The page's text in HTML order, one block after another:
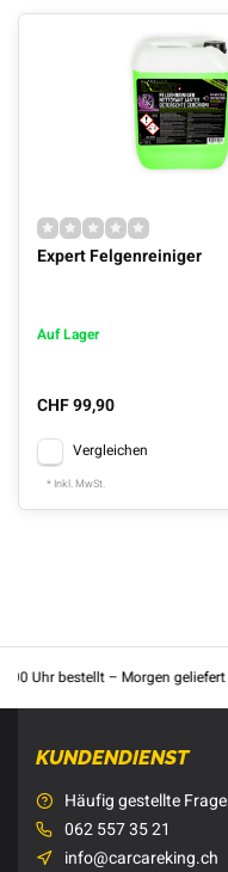
Expert Felgenreiniger
Auf Lager
CHF 99,90
Vergleichen
* Inkl. MwSt.
Uhr bestellt – Morgen geliefert
KUNDENDIENST
Häufig gestellte
062 557 35 21
info@carcareking.ch